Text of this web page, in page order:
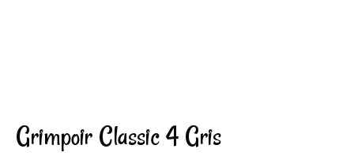
Grimpoir Classic 4 Gris